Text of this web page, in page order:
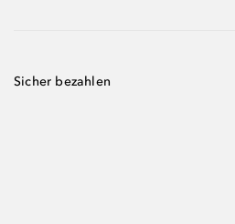
Sicher bezahlen